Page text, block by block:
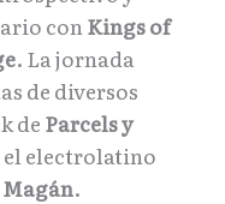
con Kings of
. La jornada
de diversos
de Parcels y
el electrolatino
.